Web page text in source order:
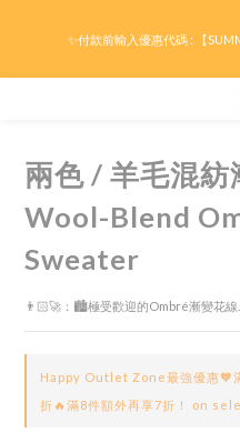
✨付款前輸入優惠代碼 : 【
限時折後滿HK$299京東免運 / 折後滿
兩色 / 羊毛混
Wool-Blend
Sweater
👨🏻‍🚀：🏙️極受歡迎的Ombré漸變花線
Happy Outlet Zone最強優惠🧡
折🔥滿8件額外再享7折！ on